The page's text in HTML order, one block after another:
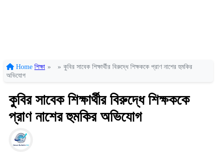
Home শিক্ষা » » কুবির সাবেক শিক্ষার্থীর বিরুদ্ধে শিক্ষককে প্রাণ নাশের হুমকির
অভিযোগ
কুবির সাবেক শিক্ষার্থীর বিরুদ্ধে শিক্ষককে
প্রাণ নাশের হুমকির অভিযোগ